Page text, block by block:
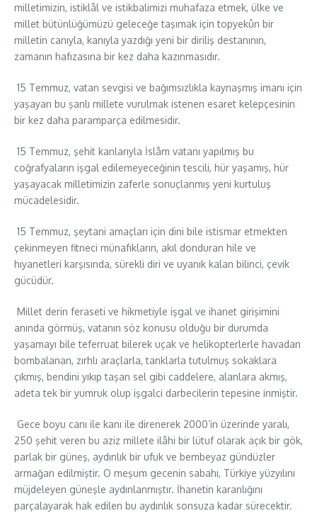
milletimizin, istiklâl ve istikbalimizi muhafaza etmek, ülke ve
millet bütünlüğümüzü geleceğe taşımak için topyekûn bir
milletin canıyla, kanıyla yazdığı yeni bir diriliş destanının,
zamanın hafızasına bir kez daha kazınmasıdır.
15 Temmuz, vatan sevgisi ve bağımsızlıkla kaynaşmış imanı için
yaşayan bu şanlı millete vurulmak istenen esaret kelepçesinin
bir kez daha paramparça edilmesidir.
15 Temmuz, şehit kanlarıyla İslâm vatanı yapılmış bu
coğrafyaların işgal edilemeyeceğinin tescili, hür yaşamış, hür
yaşayacak milletimizin zaferle sonuçlanmış yeni kurtuluş
mücadelesidir.
15 Temmuz, şeytani amaçları için dini bile istismar etmekten
çekinmeyen fitneci münafıkların, akıl donduran hile ve
hıyanetleri karşısında, sürekli diri ve uyanık kalan bilinci, çevik
gücüdür.
Millet derin feraseti ve hikmetiyle işgal ve ihanet girişimini
anında görmüş, vatanın söz konusu olduğu bir durumda
yaşamayı bile teferruat bilerek uçak ve helikopterlerle havadan
bombalanan, zırhlı araçlarla, tanklarla tutulmuş sokaklara
çıkmış, bendini yıkıp taşan sel gibi caddelere, alanlara akmış,
adeta tek bir yumruk olup işgalci darbecilerin tepesine inmiştir.
Gece boyu canı ile kanı ile direnerek 2000’in üzerinde yaralı,
250 şehit veren bu aziz millete ilâhi bir lütuf olarak açık bir gök,
parlak bir güneş, aydınlık bir ufuk ve bembeyaz gündüzler
armağan edilmiştir. O meşum gecenin sabahı, Türkiye yüzyılını
müjdeleyen güneşle aydınlanmıştır. İhanetin karanlığını
parçalayarak hak edilen bu aydınlık sonsuza kadar sürecektir.